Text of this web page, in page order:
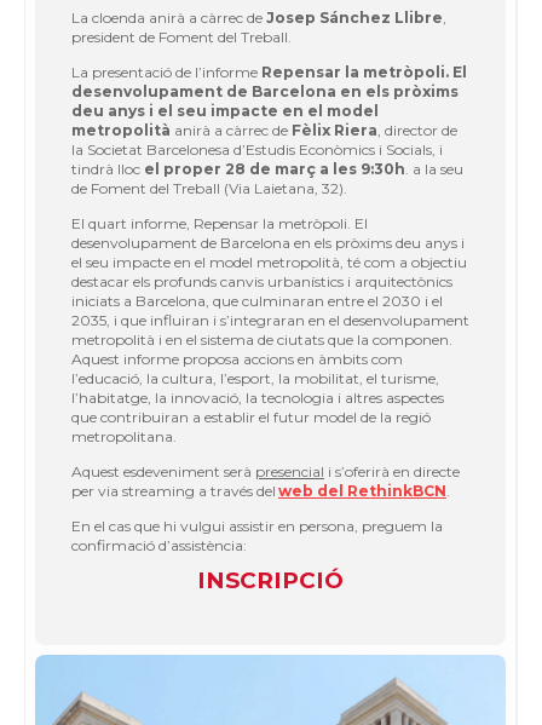
La cloenda anirà a càrrec de Josep Sánchez Llibre
president de Foment del Treball.
La presentació de l’informe Repensar la metròpoli. El
desenvolupament de Barcelona en els pròxims
deu anys i el seu impacte en el model
metropolità anirà a càrrec de Fèlix Riera , director de
la Societat Barcelonesa d’Estudis Econòmics i Socials, i
tindrà lloc el proper 28 de març a les 9:30h . a la seu
de Foment del Treball (Via Laietana, 32).
El quart informe, Repensar la metròpoli. El
desenvolupament de Barcelona en els pròxims deu anys i
el seu impacte en el model metropolità , té com a objectiu
destacar els profunds canvis urbanístics i arquitectònics
iniciats a Barcelona, que culminaran entre el 2030 i el
2035, i que influiran i s’integraran en el desenvolupament
metropolità i en el sistema de ciutats que la componen.
Aquest informe proposa accions en àmbits com
l’educació, la cultura, l’esport, la mobilitat, el turisme,
l’habitatge, la innovació, la tecnologia i altres aspectes
que contribuiran a establir el futur model de la regió
metropolitana.
Aquest esdeveniment serà presencial i s’oferirà en directe
per via streaming a través del web del RethinkBCN
En el cas que hi vulgui assistir en persona, preguem la
confirmació d’assistència:
INSCRIPCIÓ